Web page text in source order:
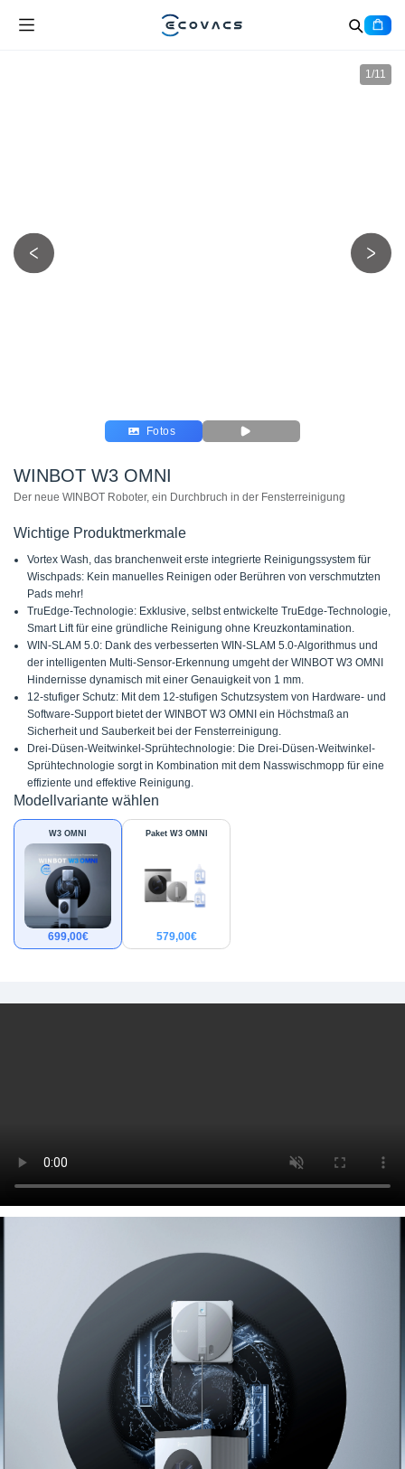
1/11
Fotos
WINBOT W3 OMNI
Der neue WINBOT Roboter, ein Durchbruch in der Fensterreinigung
Wichtige Produktmerkmale
Vortex Wash, das branchenweit erste integrierte Reinigungssystem für
Wischpads: Kein manuelles Reinigen oder Berühren von verschmutzten
Pads mehr!
TruEdge-Technologie: Exklusive, selbst entwickelte TruEdge-Technologie,
Smart Lift für eine gründliche Reinigung ohne Kreuzkontamination.
WIN-SLAM 5.0: Dank des verbesserten WIN-SLAM 5.0-Algorithmus und
der intelligenten Multi-Sensor-Erkennung umgeht der WINBOT W3 OMNI
Hindernisse dynamisch mit einer Genauigkeit von 1 mm.
12-stufiger Schutz: Mit dem 12-stufigen Schutzsystem von Hardware- und
Software-Support bietet der WINBOT W3 OMNI ein Höchstmaß an
Sicherheit und Sauberkeit bei der Fensterreinigung.
Drei-Düsen-Weitwinkel-Sprühtechnologie: Die Drei-Düsen-Weitwinkel-
Sprühtechnologie sorgt in Kombination mit dem Nasswischmopp für eine
effiziente und effektive Reinigung.
Modellvariante wählen
W3 OMNI
699,00€
Paket W3 OMNI
579,00€